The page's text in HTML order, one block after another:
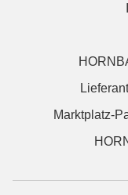
Marktplatz-